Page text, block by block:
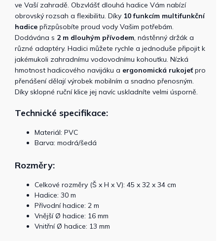
ve Vaší zahradě. Obzvlášť dlouhá hadice Vám nabízí
obrovský rozsah a flexibilitu. Díky 10 funkcím multifunkční
hadice přizpůsobíte proud vody Vašim potřebám.
Dodávána s 2 m dlouhým přívodem, nástěnný držák a
různé adaptéry. Hadici můžete rychle a jednoduše připojit k
jakémukoli zahradnímu vodovodnímu kohoutku. Nízká
hmotnost hadicového navijáku a ergonomická rukojeť pro
přenášení dělají výrobek mobilním a snadno přenosným.
Díky sklopné ruční klice jej navíc uskladníte velmi úsporně.
Technické specifikace:
Materiál: PVC
Barva: modrá/šedá
Rozměry:
Celkové rozměry (Š x H x V): 45 x 32 x 34 cm
Hadice: 30 m
Přívodní hadice: 2 m
Vnější Ø hadice: 16 mm
Vnitřní Ø hadice: 13 mm